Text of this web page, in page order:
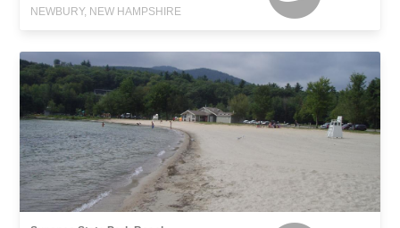
NEWBURY, NEW HAMPSHIRE